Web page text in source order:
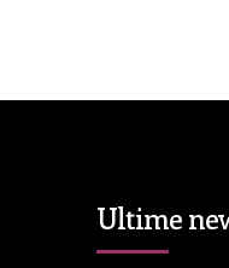
Ultime